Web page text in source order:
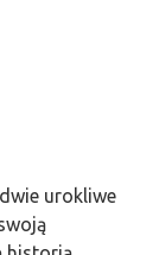
urokliwe